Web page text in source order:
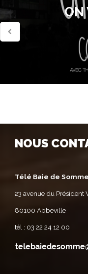
ON
NOUS
Télé Baie de Somme
23 avenue du Président
80100 Abbeville
tél : 03 22 24 12 00